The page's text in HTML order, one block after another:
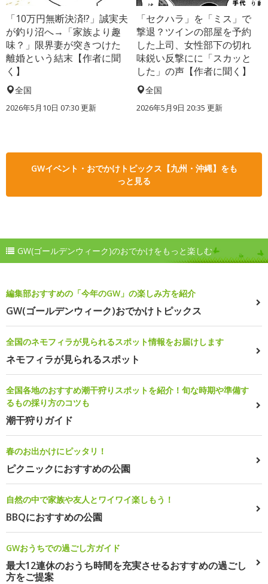
「10万円無断決済!?」誠実夫
が釣り沼へ→「家族より趣
味？」限界妻が突きつけた
離婚という結末【作者に聞
く】
全国
2026年5月10日 07:30 更新
「セクハラ」を「ミス」で
撃退？ツインの部屋を予約
した上司、女性部下の切れ
味鋭い反撃にに「スカッと
した」の声【作者に聞く】
全国
2026年5月9日 20:35 更新
GWイベント・おでかけトピックス【九州・沖縄】をも
っと見る
GW(ゴールデンウィーク)のおでかけをもっと楽しむ
編集部おすすめの「今年のGW」の楽しみ方を紹介
GW(ゴールデンウィーク)おでかけトピックス
全国のネモフィラが見られるスポット情報をお届けします
ネモフィラが見られるスポット
全国各地のおすすめ潮干狩りスポットを紹介！旬な時期や準備す
るもの採り方のコツも
潮干狩りガイド
春のお出かけにピッタリ！
ピクニックにおすすめの公園
自然の中で家族や友人とワイワイ楽しもう！
BBQにおすすめの公園
GWおうちでの過ごし方ガイド
最大12連休のおうち時間を充実させるおすすめの過ごし
方をご提案